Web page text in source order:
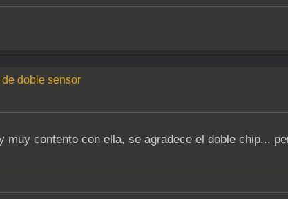
doble sensor
muy contento con ella, se agradece el doble chip...